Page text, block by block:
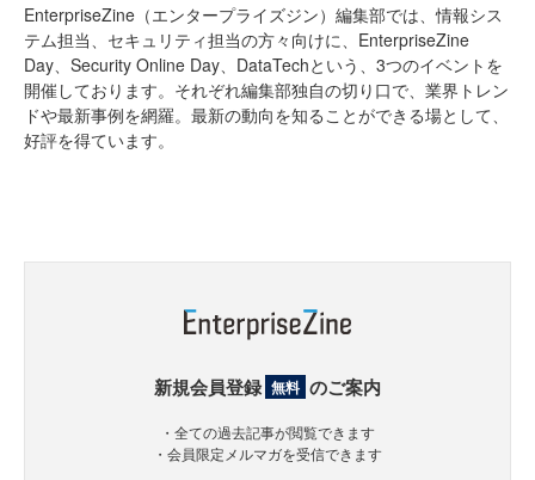
EnterpriseZine（エンタープライズジン）編集部では、情報シス
テム担当、セキュリティ担当の方々向けに、EnterpriseZine
Day、Security Online Day、DataTechという、3つのイベントを
開催しております。それぞれ編集部独自の切り口で、業界トレン
ドや最新事例を網羅。最新の動向を知ることができる場として、
好評を得ています。
新規会員登録 無料 のご案内
・全ての過去記事が閲覧できます
・会員限定メルマガを受信できます